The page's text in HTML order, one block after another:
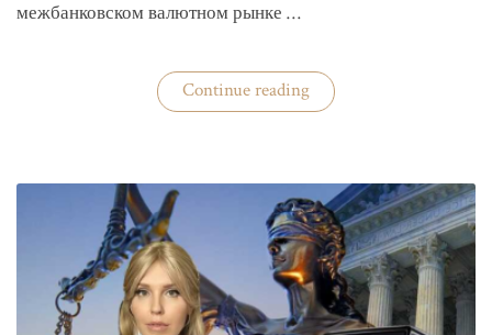
межбанковском валютном рынке …
Continue reading«Нацбанк
четвертую
покупает»